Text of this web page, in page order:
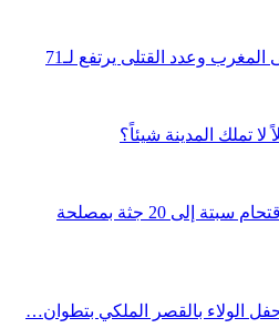
تملك المدينة شيئاً؟
ارتفاع حصيلة ضحايا محاولة اقتحام سبتة إلى 20 جثة بمصلحة
الولاء بالقصر الملكي بتطوان…